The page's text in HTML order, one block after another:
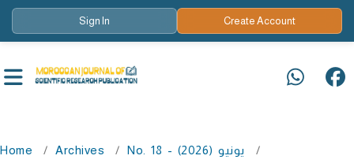
Sign In Create Account
Home / Archives / No. 18 - يونيو (2026)
/